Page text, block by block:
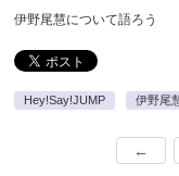
伊野尾慧について語ろう
Hey!Say!JUMP 伊野尾
←